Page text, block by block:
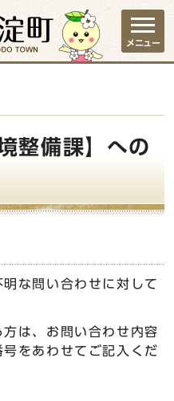
メニュー
整備課】への
な問い合わせに対して
は、お問い合わせ内容
をあわせてご記入くだ